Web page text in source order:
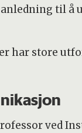
til å
har store
ved